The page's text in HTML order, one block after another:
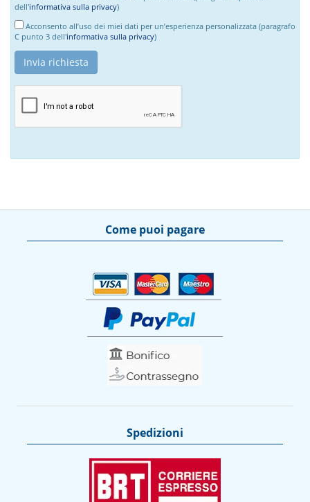
dell'informativa sulla privacy)
Acconsento all’uso dei miei dati per un’esperienza personalizzata (paragrafo
C punto 3 dell'informativa sulla privacy)
Come puoi pagare
Spedizioni